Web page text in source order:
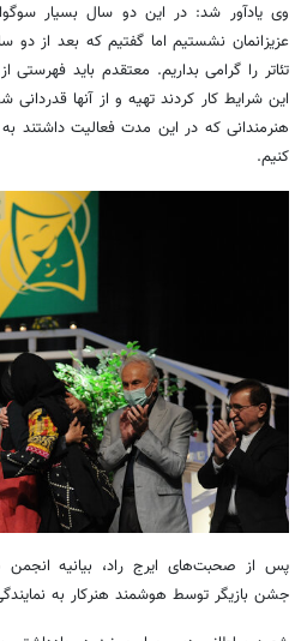
وی یادآور شد: در این دو سال بسیار
عزیزانمان نشستیم اما گفتیم که بعد از
تئاتر را گرامی بداریم. معتقدم باید فهرستی
این شرایط کار کردند تهیه و از آنها قدردانی
هنرمندانی که در این مدت فعالیت داشتند به
کنیم.
پس از صحبت‌های ایرج راد، بیانیه انجمن
جشن بازیگر توسط هوشمند هنرکار به